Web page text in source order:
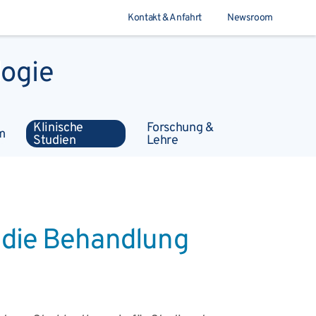
Kontakt & Anfahrt Newsroom
Klinische
Studien
Forschung &
Lehre
Suchen
Behandlung